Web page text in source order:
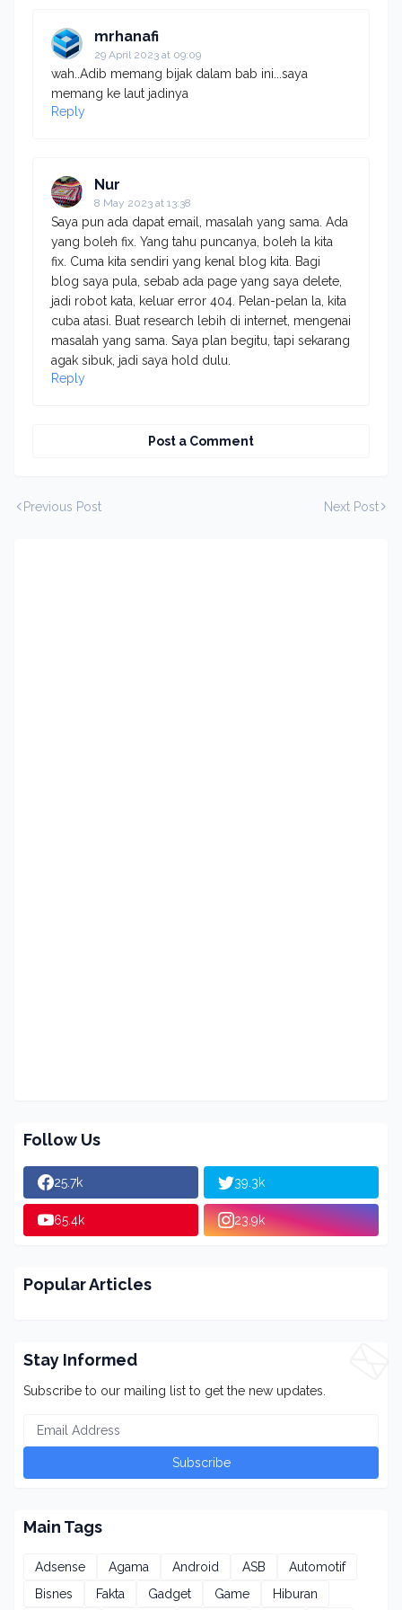
mrhanafi
29 April 2023 at 09:09
wah..Adib memang bijak dalam bab ini...saya
memang ke laut jadinya
Reply
Nur
8 May 2023 at 13:38
Saya pun ada dapat email, masalah yang sama. Ada
yang boleh fix. Yang tahu puncanya, boleh la kita
fix. Cuma kita sendiri yang kenal blog kita. Bagi
blog saya pula, sebab ada page yang saya delete,
jadi robot kata, keluar error 404. Pelan-pelan la, kita
cuba atasi. Buat research lebih di internet, mengenai
masalah yang sama. Saya plan begitu, tapi sekarang
agak sibuk, jadi saya hold dulu.
Reply
Post a Comment
Previous Post Next Post
Follow Us
25.7k 39.3k
65.4k 23.9k
Popular Articles
Stay Informed
Subscribe to our mailing list to get the new updates.
Main Tags
Adsense Agama Android ASB
Automotif
Bisnes
Fakta Gadget Game Hiburan